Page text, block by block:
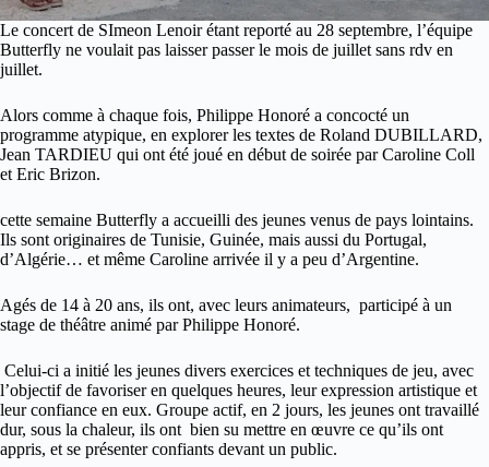
Le concert de SImeon Lenoir étant reporté au 28 septembre, l’équipe
Butterfly ne voulait pas laisser passer le mois de juillet sans rdv en
juillet.
Alors comme à chaque fois, Philippe Honoré a concocté un
programme atypique, en explorer les textes de Roland DUBILLARD,
Jean TARDIEU qui ont été joué en début de soirée par Caroline Coll
et Eric Brizon.
cette semaine Butterfly a accueilli des jeunes venus de pays lointains.
Ils sont originaires de Tunisie, Guinée, mais aussi du Portugal,
d’Algérie… et même Caroline arrivée il y a peu d’Argentine.
Agés de 14 à 20 ans, ils ont, avec leurs animateurs, participé à un
stage de théâtre animé par Philippe Honoré.
Celui-ci a initié les jeunes divers exercices et techniques de jeu, avec
l’objectif de favoriser en quelques heures, leur expression artistique et
leur confiance en eux. Groupe actif, en 2 jours, les jeunes ont travaillé
dur, sous la chaleur, ils ont bien su mettre en œuvre ce qu’ils ont
appris, et se présenter confiants devant un public.